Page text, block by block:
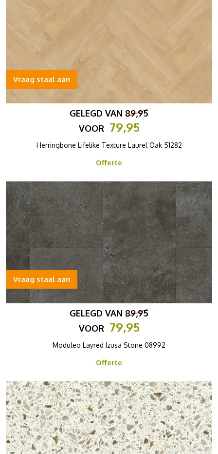
GELEGD VAN 89,95
VOOR 79,95
Herringbone Lifelike Texture Laurel Oak 51282
Offerte
Vraag staal aan
GELEGD VAN 89,95
VOOR 79,95
Moduleo Layred Izusa Stone 08992
Offerte
Vraag staal aan